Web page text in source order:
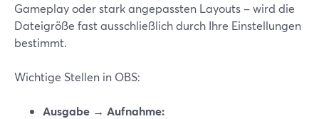
Gameplay oder stark angepassten Layouts – wird die
Dateigröße fast ausschließlich durch Ihre Einstellungen
bestimmt.
Wichtige Stellen in OBS:
Ausgabe → Aufnahme: